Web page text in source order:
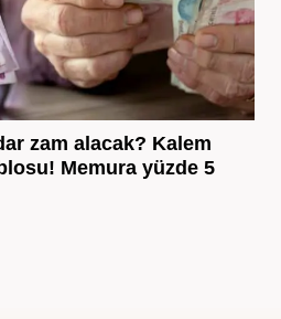
zam alacak? Kalem
Memura yüzde 5